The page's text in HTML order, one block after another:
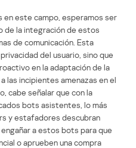
en este campo, esperamos ser
de la integración de estos
de comunicación. Esta
del usuario, sino que
en la adaptación de la
las incipientes amenazas en el
cabe señalar que con la
bots asistentes, lo más
y estafadores descubran
a estos bots para que
o aprueben una compra